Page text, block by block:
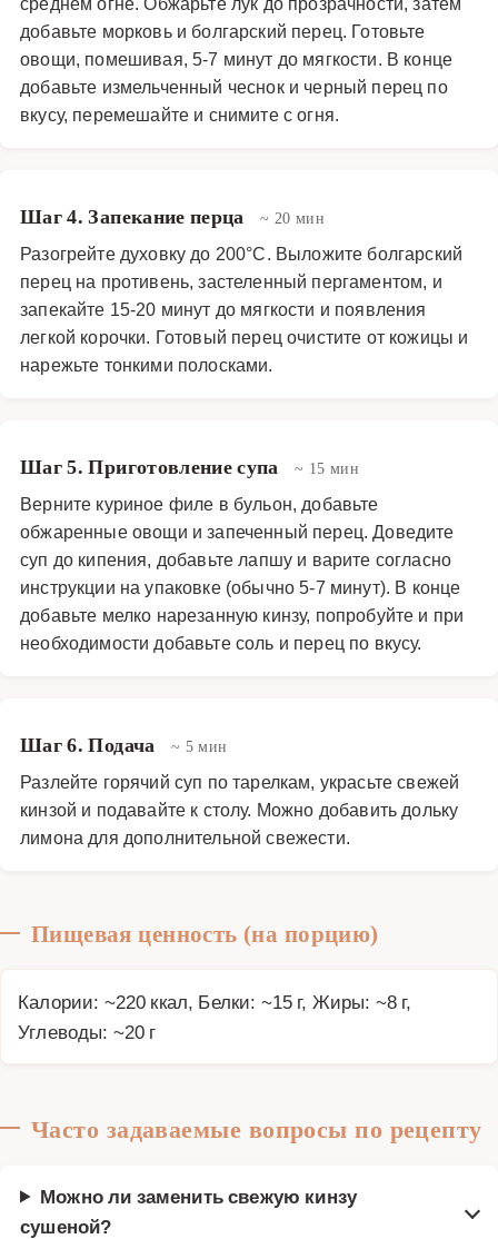
добавьте морковь и болгарский перец. Готовьте
овощи, помешивая, 5-7 минут до мягкости. В конце
добавьте измельченный чеснок и черный перец по
вкусу, перемешайте и снимите с огня.
Шаг 4. Запекание перца ~ 20 мин
Разогрейте духовку до 200°C. Выложите болгарский
перец на противень, застеленный пергаментом, и
запекайте 15-20 минут до мягкости и появления
легкой корочки. Готовый перец очистите от кожицы и
нарежьте тонкими полосками.
Шаг 5. Приготовление супа ~ 15 мин
Верните куриное филе в бульон, добавьте
обжаренные овощи и запеченный перец. Доведите
суп до кипения, добавьте лапшу и варите согласно
инструкции на упаковке (обычно 5-7 минут). В конце
добавьте мелко нарезанную кинзу, попробуйте и при
необходимости добавьте соль и перец по вкусу.
Шаг 6. Подача ~ 5 мин
Разлейте горячий суп по тарелкам, украсьте свежей
кинзой и подавайте к столу. Можно добавить дольку
лимона для дополнительной свежести.
Пищевая ценность (на порцию)
Калории: ~220 ккал, Белки: ~15 г, Жиры: ~8 г,
Углеводы: ~20 г
Часто задаваемые вопросы по рецепту
Можно ли заменить свежую кинзу
сушеной?